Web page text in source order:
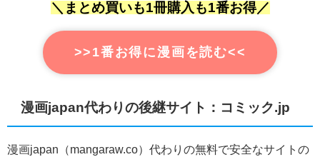
＼まとめ買いも1冊購入も1番お得／
>>1番お得に漫画を読む<<
漫画japan代わりの後継サイト：コミック.jp
漫画japan（mangaraw.co）代わりの無料で安全なサイトの